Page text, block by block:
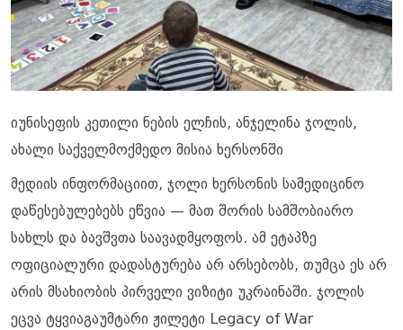
იუნისეფის კეთილი ნების ელჩის, ანჯელინა ჯოლის,
ახალი საქველმოქმედო მისია ხერსონში
მედიის ინფორმაციით, ჯოლი ხერსონის სამედიცინო
დაწესებულებებს ეწვია — მათ შორის სამშობიარო
სახლს და ბავშვთა საავადმყოფოს. ამ ეტაპზე
ოფიციალური დადასტურება არ არსებობს, თუმცა ეს არ
არის მსახიობის პირველი ვიზიტი უკრაინაში. ჯოლის
ეცვა ტყვიაგაუმტარი ჟილეტი Legacy of War